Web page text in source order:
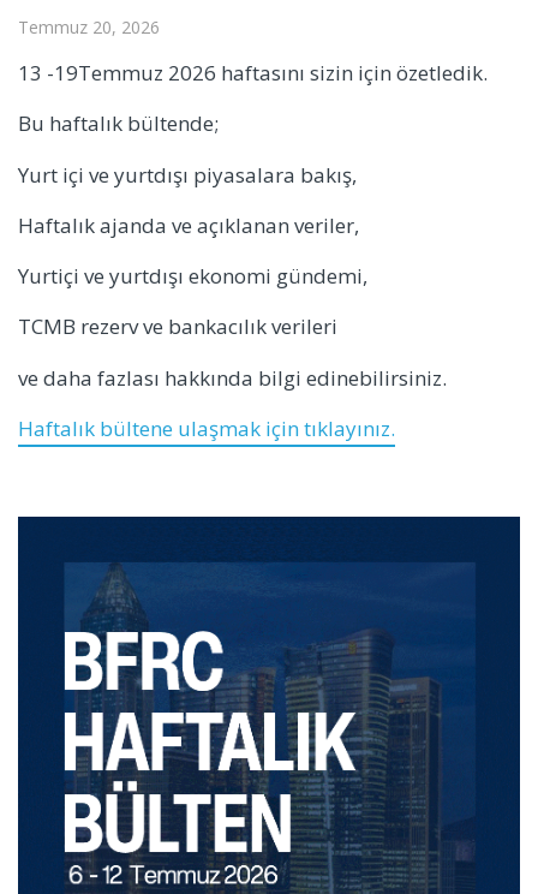
Temmuz 20, 2026
13 -19Temmuz 2026 haftasını sizin için özetledik.
Bu haftalık bültende;
Yurt içi ve yurtdışı piyasalara bakış,
Haftalık ajanda ve açıklanan veriler,
Yurtiçi ve yurtdışı ekonomi gündemi,
TCMB rezerv ve bankacılık verileri
ve daha fazlası hakkında bilgi edinebilirsiniz.
Haftalık bültene ulaşmak için tıklayınız.